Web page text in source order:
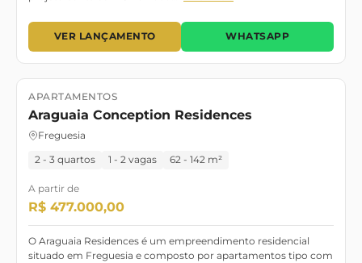
VER LANÇAMENTO WHATSAPP
Lançamento Pronto para morar
APARTAMENTOS
Araguaia Conception Residences
Freguesia
2 - 3 quartos 1 - 2 vagas 62 - 142 m²
A partir de
R$ 477.000,00
O Araguaia Residences é um empreendimento residencial
situado em Freguesia e composto por apartamentos tipo com